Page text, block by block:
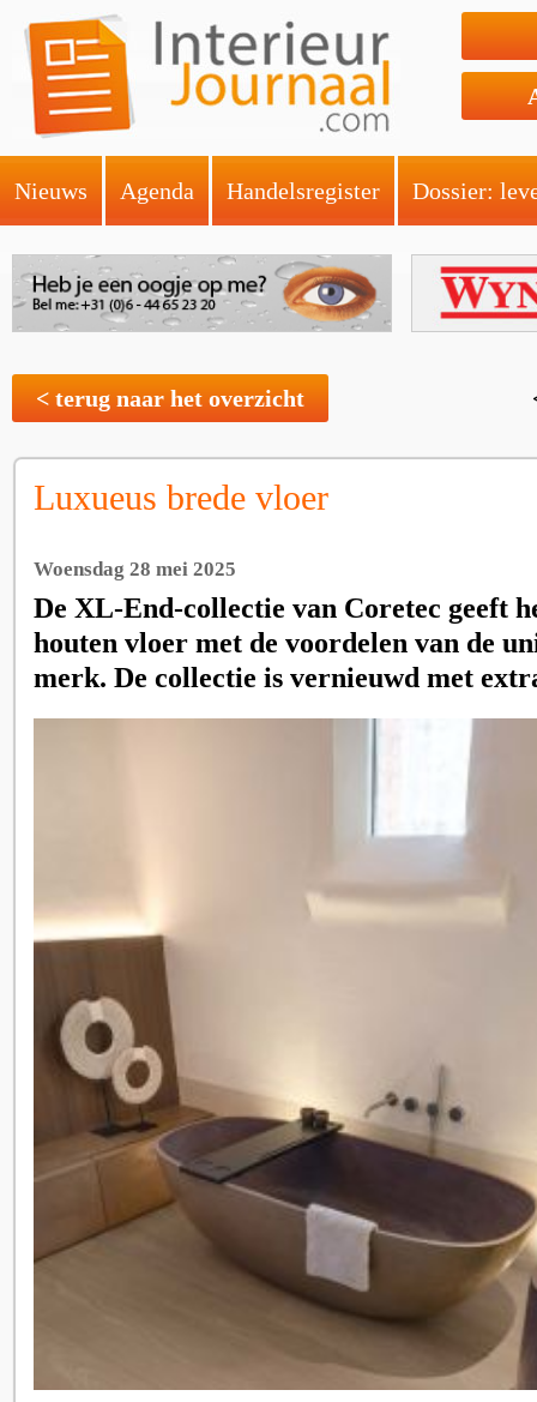
Nieuws Agenda Handelsregister Dossier:
< terug naar het overzicht
Luxueus brede vloer
Woensdag 28 mei 2025
De XL-End-collectie van Coretec geeft
houten vloer met de voordelen van de
merk. De collectie is vernieuwd met